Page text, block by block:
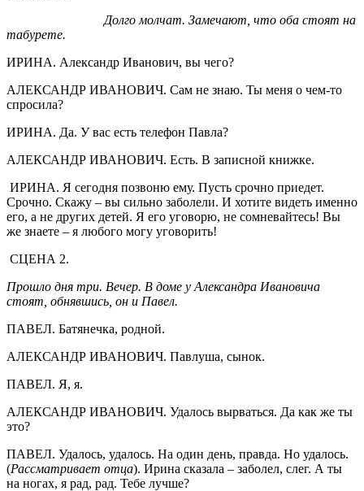
Долго молчат. Замечают, что оба стоят на
табурете.
ИРИНА. Александр Иванович, вы чего?
АЛЕКСАНДР ИВАНОВИЧ. Сам не знаю. Ты меня о чем-то
спросила?
ИРИНА. Да. У вас есть телефон Павла?
АЛЕКСАНДР ИВАНОВИЧ. Есть. В записной книжке.
ИРИНА. Я сегодня позвоню ему. Пусть срочно приедет.
Срочно. Скажу – вы сильно заболели. И хотите видеть именно
его, а не других детей. Я его уговорю, не сомневайтесь! Вы
же знаете – я любого могу уговорить!
СЦЕНА 2.
Прошло дня три. Вечер. В доме у Александра Ивановича
стоят, обнявшись, он и Павел.
ПАВЕЛ. Батянечка, родной.
АЛЕКСАНДР ИВАНОВИЧ. Павлуша, сынок.
ПАВЕЛ. Я, я.
АЛЕКСАНДР ИВАНОВИЧ. Удалось вырваться. Да как же ты
это?
ПАВЕЛ. Удалось, удалось. На один день, правда. Но удалось.
(Рассматривает отца). Ирина сказала – заболел, слег. А ты
на ногах, я рад, рад. Тебе лучше?